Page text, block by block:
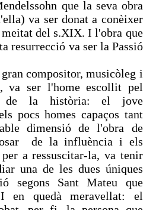
que la seva obra
va ser donat a conèixer
del s.XIX. I l'obra que
resurrecció va ser la Passió
compositor, musicòleg i
va ser l'home escollit pel
de la història: el jove
pocs homes capaços tant
dimensió de l'obra de
de la influència i els
per a ressuscitar-la, va tenir
una de les dues úniques
segons Sant Mateu que
en quedà meravellat: el